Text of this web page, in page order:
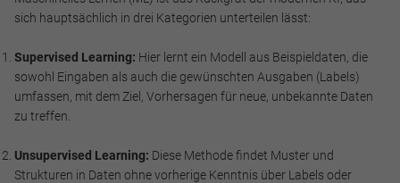
sich hauptsächlich in drei Kategorien unterteilen lässt:
Supervised Learning: Hier lernt ein Modell aus Beispieldaten, die
sowohl Eingaben als auch die gewünschten Ausgaben (Labels)
umfassen, mit dem Ziel, Vorhersagen für neue, unbekannte Daten
zu treffen.
Unsupervised Learning: Diese Methode findet Muster und
Strukturen in Daten ohne vorherige Kenntnis über Labels oder